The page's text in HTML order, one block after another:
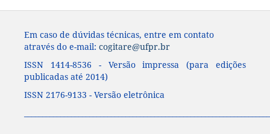
Em caso de dúvidas técnicas, entre em contato
através do e-mail: cogitare@ufpr.br
ISSN 1414-8536 - Versão impressa (para edições
publicadas até 2014)
ISSN 2176-9133 - Versão eletrônica